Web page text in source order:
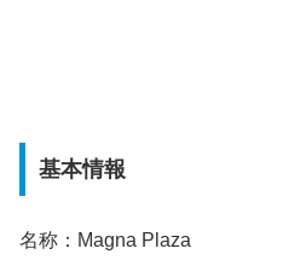
基本情報
名称：Magna Plaza